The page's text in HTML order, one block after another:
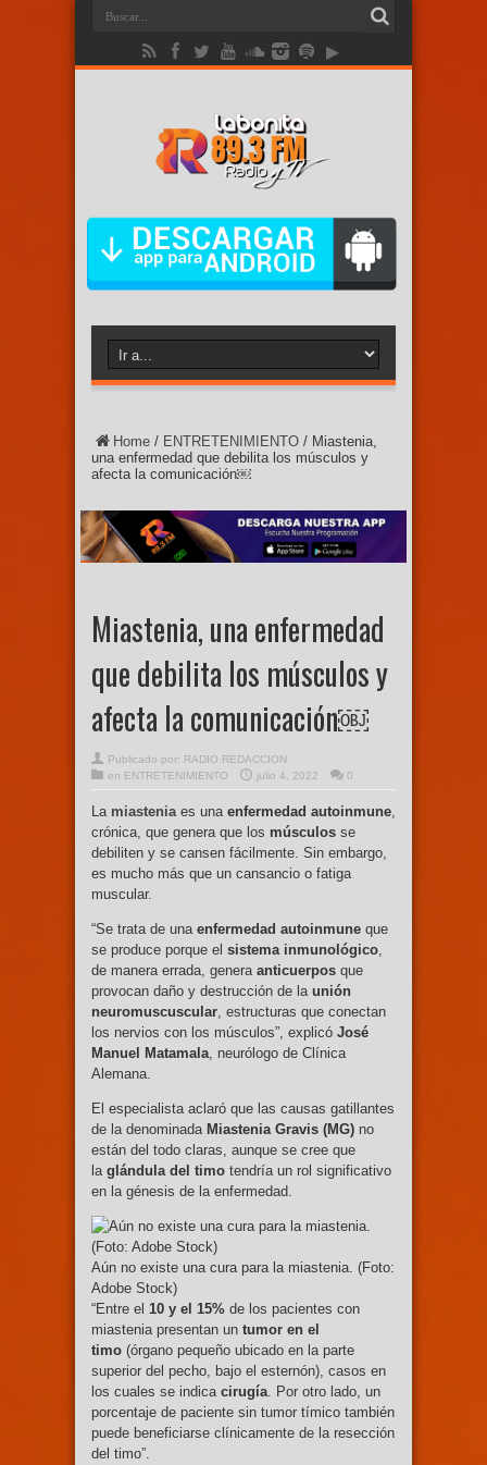
Home / ENTRETENIMIENTO / Miastenia,
una enfermedad que debilita los músculos y
afecta la comunicación￼
Miastenia, una enfermedad
que debilita los músculos y
afecta la comunicación￼
Publicado por: RADIO REDACCION
en ENTRETENIMIENTO julio 4, 2022 0
La miastenia es una enfermedad autoinmune
crónica, que genera que los músculos se
debiliten y se cansen fácilmente. Sin embargo,
es mucho más que un cansancio o fatiga
muscular.
“Se trata de una enfermedad autoinmune que
se produce porque el sistema inmunológico
de manera errada, genera anticuerpos que
provocan daño y destrucción de la unión
neuromuscuscular , estructuras que conectan
los nervios con los músculos”, explicó José
Manuel Matamala , neurólogo de Clínica
Alemana.
El especialista aclaró que las causas gatillantes
de la denominada Miastenia Gravis (MG) no
están del todo claras, aunque se cree que
la glándula del timo tendría un rol significativo
en la génesis de la enfermedad.
Aún no existe una cura para la miastenia. (Foto:
Adobe Stock)
“Entre el 10 y el 15% de los pacientes con
miastenia presentan un tumor en el
timo (órgano pequeño ubicado en la parte
superior del pecho, bajo el esternón), casos en
los cuales se indica cirugía . Por otro lado, un
porcentaje de paciente sin tumor tímico también
puede beneficiarse clínicamente de la resección
del timo”.